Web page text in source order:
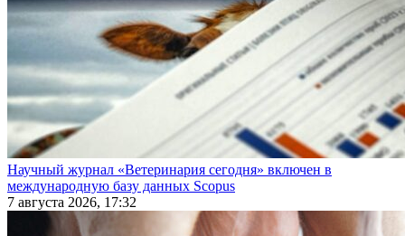
Научный журнал «Ветеринария сегодня» включен в
международную базу данных Scopus
7 августа 2026, 17:32